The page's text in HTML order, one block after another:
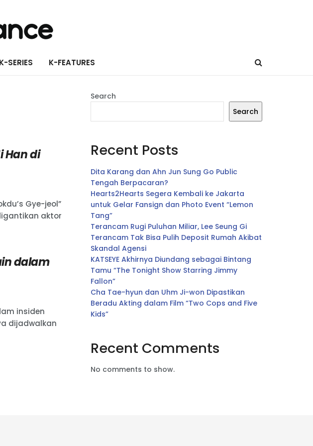
K-SERIES K-FEATURES
Han di
Gye-jeol”
aktor
dalam
insiden
dijadwalkan
Search
Search
Recent Posts
Dita Karang dan Ahn Jun Sung Go Public
Tengah Berpacaran?
Hearts2Hearts Segera Kembali ke Jakarta
untuk Gelar Fansign dan Photo Event “Lemon
Tang”
Terancam Rugi Puluhan Miliar, Lee Seung Gi
Terancam Tak Bisa Pulih Deposit Rumah Akibat
Skandal Agensi
KATSEYE Akhirnya Diundang sebagai Bintang
Tamu “The Tonight Show Starring Jimmy
Fallon”
Cha Tae-hyun dan Uhm Ji-won Dipastikan
Beradu Akting dalam Film “Two Cops and Five
Kids”
Recent Comments
No comments to show.